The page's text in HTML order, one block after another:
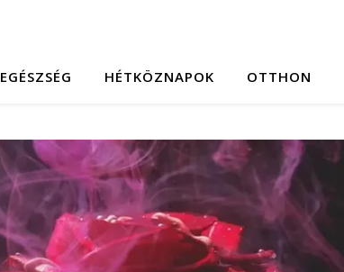
EGÉSZSÉG HÉTKÖZNAPOK OTTHON